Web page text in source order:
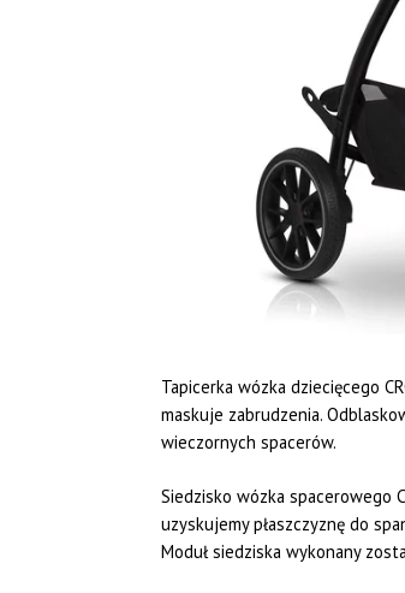
Tapicerka wózka dziecięcego
maskuje zabrudzenia.
wieczornych spacerów.
Siedzisko wózka spacerowego
uzyskujemy płaszczyznę do
Moduł siedziska wykonany